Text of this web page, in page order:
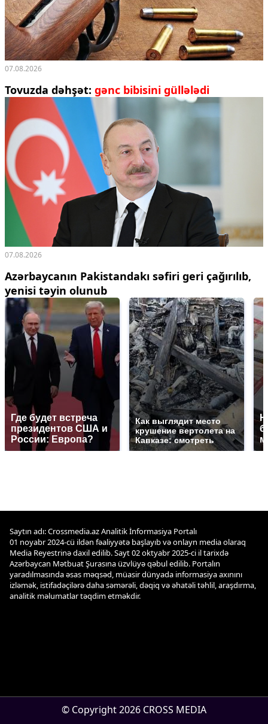
07.08.2026
Tovuzda dəhşət: gənc bibisini güllələdi
07.08.2026
Azərbaycanın Pakistandakı səfiri geri çağırılıb,
yenisi təyin olunub
Где будет встреча
президентов США и
России: Европа?
Как выглядит место
крушение вертолета на
Кавказе: смотреть
Saytın adı: Crossmedia.az Analitik İnformasiya Portalı
01 noyabr 2024-cü ildən fəaliyyətə başlayıb və onlayn media olaraq
Media Reyestrinə daxil edilib. Sayt 02 oktyabr 2025-ci il tarixdə
Azərbaycan Mətbuat Şurasına üzvlüyə qəbul edilib. Portalın
yaradılmasında əsas məqsəd, müasir dünyada informasiya axınını
izləmək, istifadəçilərə daha səmərəli, dəqiq və əhatəli təhlil, araşdırma,
analitik məlumatlar təqdim etməkdir.
© Copyright 2026 CROSS MEDIA